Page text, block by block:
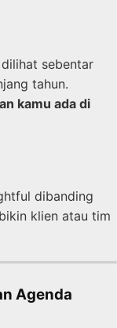
sebentar
tahun.
kamu ada di
dibanding
klien atau tim
Agenda